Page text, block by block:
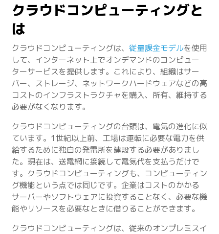
クラウドコンピューティングと
は
クラウドコンピューティングは、 従量課金モデルを使用
して、インターネット上でオンデマンドのコンピュー
ターサービスを提供します。これにより、組織はサー
バー、ストレージ、ネットワークハードウェアなどの高
コストのインフラストラクチャを購入、所有、維持する
必要がなくなります。
クラウドコンピューティングの台頭は、電気の進化に似
ています。1世紀以上前、工場は運転に必要な電力を供
給するために独自の発電所を建設する必要がありまし
た。現在は、送電網に接続して電気代を支払うだけで
す。クラウドコンピューティングも、コンピューティン
グ機能という点では同じです。企業はコストのかかる
サーバーやソフトウェアに投資することなく、必要な機
能やリソースを必要なときに借りることができます。
クラウドコンピューティングは、従来のオンプレミスイ